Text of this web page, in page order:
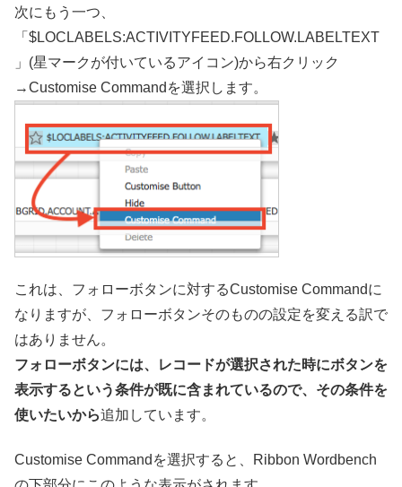
次にもう一つ、
「$LOCLABELS:ACTIVITYFEED.FOLLOW.LABELTEXT
」(星マークが付いているアイコン)から右クリック
→Customise Commandを選択します。
これは、フォローボタンに対するCustomise Commandに
なりますが、フォローボタンそのものの設定を変える訳で
はありません。
フォローボタンには、レコードが選択された時にボタンを
表示するという条件が既に含まれているので、その条件を
使いたいから追加しています。
Customise Commandを選択すると、Ribbon Wordbench